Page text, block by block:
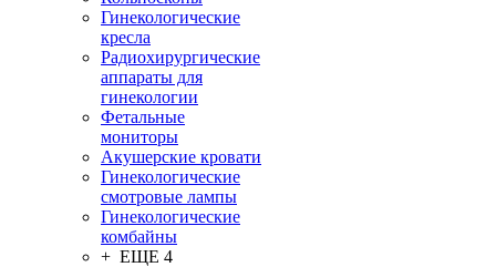
Гинекологические
кресла
Радиохирургические
аппараты для
гинекологии
Фетальные
мониторы
Акушерские кровати
Гинекологические
смотровые лампы
Гинекологические
комбайны
+ ЕЩЕ 4